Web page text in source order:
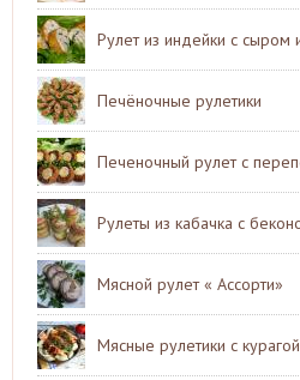
Рулет из индейки с сыром
Печёночные рулетики
Печеночный рулет с
Рулеты из кабачка с
Мясной рулет « Ассорти»
Мясные рулетики с